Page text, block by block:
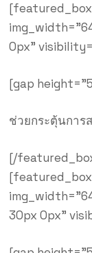
[featured_box
0px”
[gap
ช่วยกระตุ้นการ
[/
[featured_box
30px 0px”